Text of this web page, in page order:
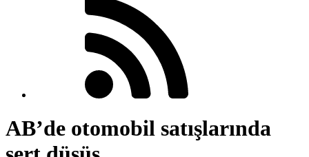
AB’de otomobil satışlarında